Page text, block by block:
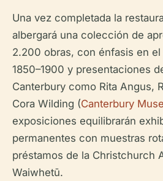
Una vez completada la
albergará una colección de
2.200 obras, con énfasis en
1850–1900 y presentaciones
Canterbury como Rita Angus,
Cora Wilding (Canterbury
exposiciones equilibrarán
permanentes con muestras
préstamos de la Christchurch
Waiwhetū.